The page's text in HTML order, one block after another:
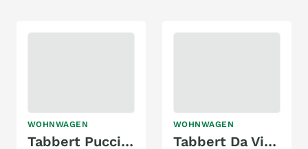
WOHNWAGEN
Tabbert Puccini 575 DF/F
WOHNWAGEN
Tabbert Da Vinci 700 KD 2,5